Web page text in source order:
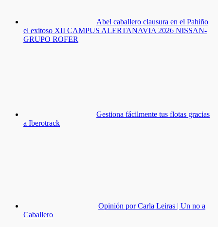
Abel caballero clausura en el Pahiño
el exitoso XII CAMPUS ALERTANAVIA 2026 NISSAN-
GRUPO ROFER
Gestiona fácilmente tus flotas gracias
a Iberotrack
Opinión por Carla Leiras | Un no a
Caballero